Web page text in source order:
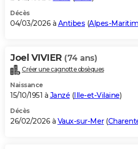
Décès
04/03/2026 à Antibes (Alpes-
Joel VIVIER (74 ans)
Créer une cagnotte obsèques
Naissance
15/10/1951 à Janzé (Ille-et-Vilaine)
Décès
26/02/2026 à Vaux-sur-Mer(